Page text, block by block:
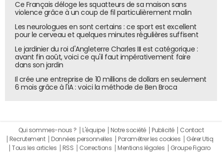
l'économique (LCEN, juin 2014) prévoit déjà l'obligation de
signaler qu'un contenu est publicitaire, ce qui s'applique
par exemple aux liens sponsorisés. Mais pour de
nombreux autres cas prévus par le projet de loi
numérique, parmi lesquels la possibilité de payer pour
être référencé sans qu'il n'y ait d'impact sur le
référencement lui-même, mentionner ce lien
que juridique
Ce Français déloge les squatteurs de sa maison sans
violence grâce à un coup de fil particulièrement malin
Les neurologues en sont certains : ce sport est excellent
pour le cerveau et quelques minutes régulières suffisent
Le jardinier du roi d'Angleterre Charles III est catégorique :
avant fin août, voici ce qu'il faut impérativement faire
dans son jardin
Il crée une entreprise de 10 millions de dollars en seulement
6 mois grâce à l'IA : voici la méthode de Ben Broca
Qui sommes-nous ? L'équipe Notre société Publicité
Contact
Recrutement
Données personnelles Paramétrer les cookies
Gérer Utiq
Tous les articles
RSS Corrections Mentions légales Groupe Figaro